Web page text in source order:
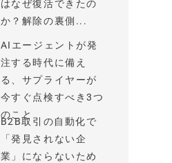
はなぜ復活できたの
か？解除の裏側...
AIエージェントが発
注する時代に備え
る、サプライヤーが
今すぐ点検すべき3つ
のこと
B2B取引の自動化で
「発見されない企
業」にならないため